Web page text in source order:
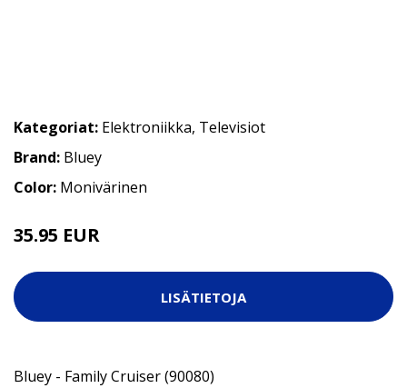
Kategoriat: Elektroniikka, Televisiot
Brand: Bluey
Color: Monivärinen
35.95 EUR
LISÄTIETOJA
Bluey - Family Cruiser (90080)